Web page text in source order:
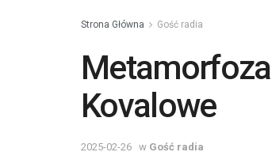
Strona Główna Gość radia
Kovalowe
2025-02-26 w Gość radia